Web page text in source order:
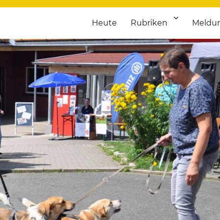
für
Heute Rubriken